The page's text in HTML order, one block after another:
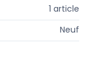
1 article
Neuf